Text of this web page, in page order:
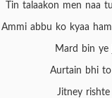
Tin talaakon men naa
Ammi abbu ko kyaa
Mard bin ye
Aurtain bhi
Jitney